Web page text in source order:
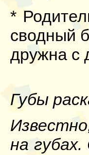
*
сводный
дружна с
Губы
на